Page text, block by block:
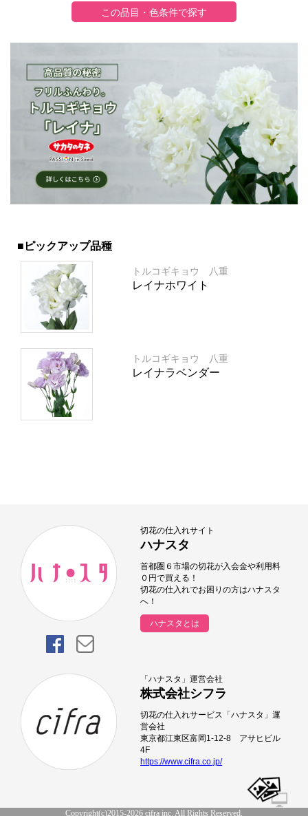
■ピックアップ品種
トルコギキョウ 八重
レイナホワイト
トルコギキョウ 八重
レイナラベンダー
切花の仕入れサイト
ハナスタ
首都圏６市場の切花が入会金や利用料
０円で買える！
切花の仕入れでお困りの方はハナスタ
へ！
ハナスタとは
「ハナスタ」運営会社
株式会社シフラ
切花の仕入れサービス「ハナスタ」運
営会社
東京都江東区富岡1-12-8 アサヒビル
4F
https://www.cifra.co.jp/
Copyright(c)2015-2026 cifra inc. All Rights Reserved.